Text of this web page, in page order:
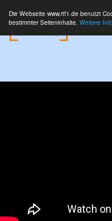
Die Webseite www.rtf1.de benutzt
bestimmter Seiteninhalte. Weitere